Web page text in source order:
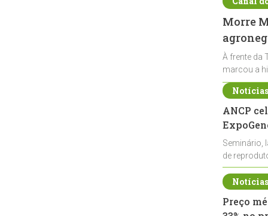
Morre
À frente da
marcou a
ANCP
Seminário,
de
durante a
Preço